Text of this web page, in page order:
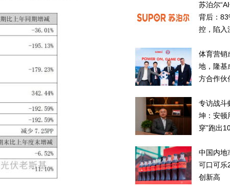
苏泊尔
背后：
控，陷入
体育营销
地，隆基
方合作伙
专访战斗
坤：安顿
穿”跑出
中国内地
可口可乐
创新高